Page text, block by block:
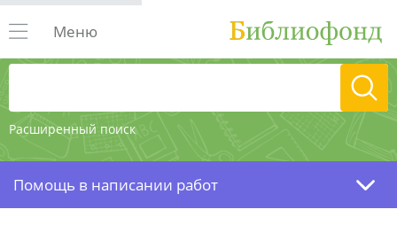
Расширенный поиск
Меню
Помощь в написании работ